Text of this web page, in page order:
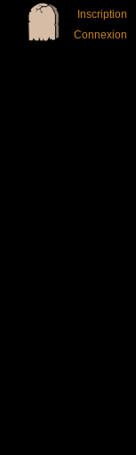
Inscription
Connexion